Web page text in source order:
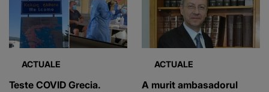
ACTUALE
Teste COVID Grecia.
ACTUALE
A murit ambasadorul